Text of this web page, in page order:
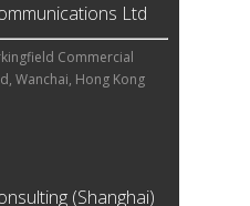
Ltd
Commercial
Wanchai, Hong Kong
(Shanghai)